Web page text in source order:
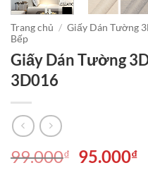
Trang chủ / Giấy Dán Tường
Bếp
Giấy Dán Tường
3D016
99.000₫
Giá
95.000₫